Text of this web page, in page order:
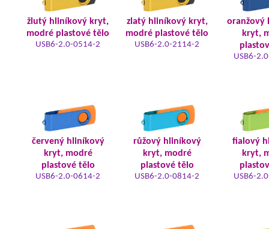
žlutý hliníkový kryt,
modré plastové tělo
USB6-2.0-0514-2
zlatý hliníkový kryt,
modré plastové tělo
USB6-2.0-2114-2
oranžový
kryt,
USB6-
červený hliníkový
kryt, modré
plastové tělo
USB6-2.0-0614-2
růžový hliníkový
kryt, modré
plastové tělo
USB6-2.0-0814-2
fialový
kryt,
USB6-